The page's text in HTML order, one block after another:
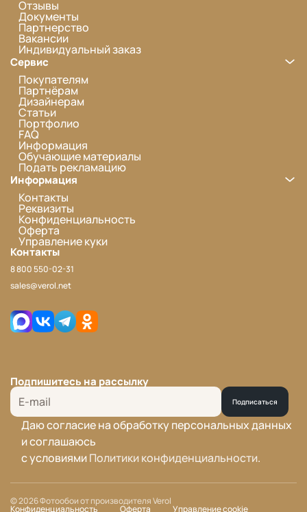
Отзывы
Документы
Партнерство
Вакансии
Индивидуальный заказ
Сервис
Покупателям
Партнёрам
Дизайнерам
Статьи
Портфолио
FAQ
Информация
Обучающие материалы
Подать рекламацию
Информация
Контакты
Реквизиты
Конфиденциальность
Оферта
Управление куки
Контакты
8 800 550-02-31
sales@verol.net
Подпишитесь на рассылку
Подписаться
Даю согласие на обработку персональных данных
и соглашаюсь
с условиямиПолитики конфиденциальности.
© 2026 Фотообои от производителя Verol
Конфиденциальность Оферта Управление cookie